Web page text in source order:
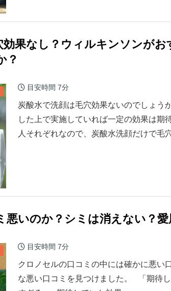
効果なし？ウィルキンソンが
？
目安時間 7分
炭酸水で洗顔は毛穴効果ないのでしょう
した上で実施していれば一定の効果は期
人それぞれなので、炭酸水洗顔だけで毛
悪いのか？シミは消えない？
目安時間 7分
クロノセルの口コミの中には確かに悪い
な悪い口コミを見つけました。 「期待